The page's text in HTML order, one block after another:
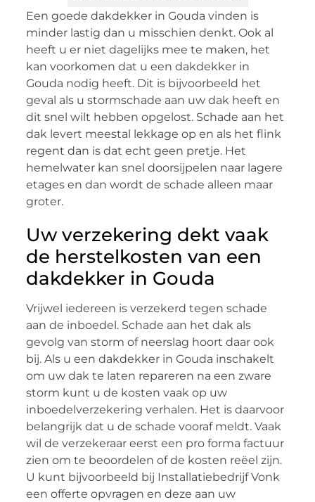
Een goede dakdekker in Gouda vinden is
minder lastig dan u misschien denkt. Ook al
heeft u er niet dagelijks mee te maken, het
kan voorkomen dat u een dakdekker in
Gouda nodig heeft. Dit is bijvoorbeeld het
geval als u stormschade aan uw dak heeft en
dit snel wilt hebben opgelost. Schade aan het
dak levert meestal lekkage op en als het flink
regent dan is dat echt geen pretje. Het
hemelwater kan snel doorsijpelen naar lagere
etages en dan wordt de schade alleen maar
groter.
Uw verzekering dekt vaak
de herstelkosten van een
dakdekker in Gouda
Vrijwel iedereen is verzekerd tegen schade
aan de inboedel. Schade aan het dak als
gevolg van storm of neerslag hoort daar ook
bij. Als u een dakdekker in Gouda inschakelt
om uw dak te laten repareren na een zware
storm kunt u de kosten vaak op uw
inboedelverzekering verhalen. Het is daarvoor
belangrijk dat u de schade vooraf meldt. Vaak
wil de verzekeraar eerst een pro forma factuur
zien om te beoordelen of de kosten reëel zijn.
U kunt bijvoorbeeld bij Installatiebedrijf Vonk
een offerte opvragen en deze aan uw